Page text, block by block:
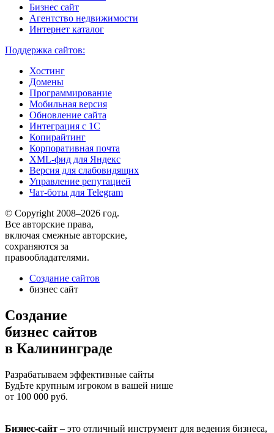
Бизнес сайт
Агентство недвижимости
Интернет каталог
Поддержка сайтов:
Хостинг
Домены
Программирование
Мобильная версия
Обновление сайта
Интеграция с 1С
Копирайтинг
Корпоративная почта
XML-фид для Яндекс
Версия для слабовидящих
Управление репутацией
Чат-боты для Telegram
© Copyright 2008–2026 год.
Все авторские права,
включая смежные авторские,
сохраняются за
правообладателями.
Создание сайтов
бизнес сайт
Созданиe
бизнес сайтов
в Калининграде
Разрабатываем эффективные сайты
БудЬте крупным игроком в вашей нише
от 100 000 руб.
Бизнес-сайт – это отличный инструмент для ведения бизнеса,